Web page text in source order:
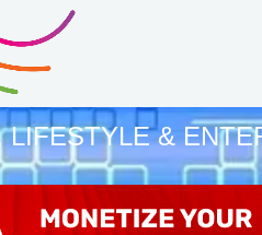
LIFESTYLE &